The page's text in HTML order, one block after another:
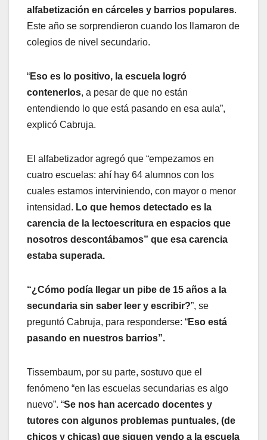
alfabetización en cárceles y barrios populares.
Este año se sorprendieron cuando los llamaron de
colegios de nivel secundario.
“Eso es lo positivo, la escuela logró
contenerlos, a pesar de que no están
entendiendo lo que está pasando en esa aula”,
explicó Cabruja.
El alfabetizador agregó que “empezamos en
cuatro escuelas: ahí hay 64 alumnos con los
cuales estamos interviniendo, con mayor o menor
intensidad. Lo que hemos detectado es la
carencia de la lectoescritura en espacios que
nosotros descontábamos” que esa carencia
estaba superada.
“¿Cómo podía llegar un pibe de 15 años a la
secundaria sin saber leer y escribir?”, se
preguntó Cabruja, para responderse: “Eso está
pasando en nuestros barrios”.
Tissembaum, por su parte, sostuvo que el
fenómeno “en las escuelas secundarias es algo
nuevo”. “Se nos han acercado docentes y
tutores con algunos problemas puntuales, (de
chicos y chicas) que siguen yendo a la escuela